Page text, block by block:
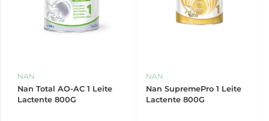
NAN
Nan Total AO-AC 1 Leite
Lactente 800G
NAN
Nan SupremePro 1 Leite
Lactente 800G